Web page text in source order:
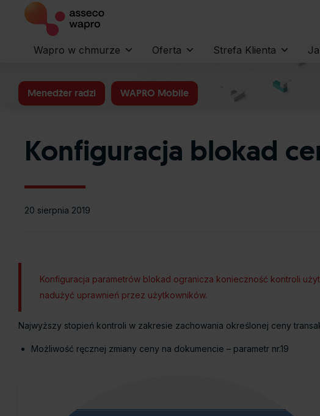
Wapro w chmurze Oferta Strefa Klienta
Menedżer radzi WAPRO Mobile
Konfiguracja blokad
20 sierpnia 2019
Konfiguracja parametrów blokad ogranicza konieczność kontroli
nadużyć uprawnień przez użytkowników.
Najwyższy stopień kontroli w zakresie zachowania określonej ceny
Możliwość ręcznej zmiany ceny na dokumencie – parametr nr.19